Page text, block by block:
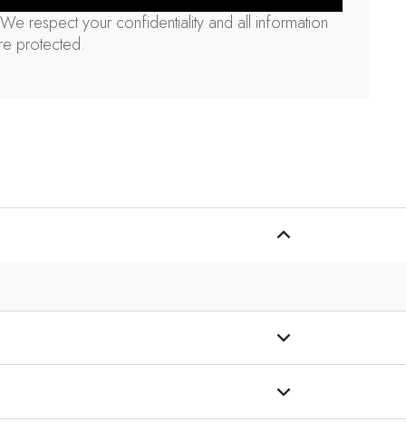
We respect your confidentiality and all information
protected.